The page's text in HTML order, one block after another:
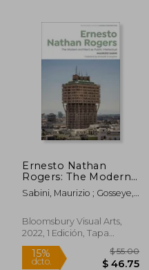
$ 34.97
Ernesto Nathan
Rogers: The Modern
Architect as Public
Intellectual (en
Sabini, Maurizio ; Gosseye,
Bloomsbury Visual Arts,
2022, 1 Edición, Tapa
Blanda, Nuevo